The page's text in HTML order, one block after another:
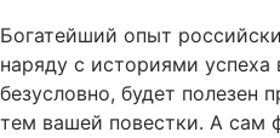
Богатейший опыт
наряду с историями
безусловно, будет полезен
тем вашей повестки. А сам